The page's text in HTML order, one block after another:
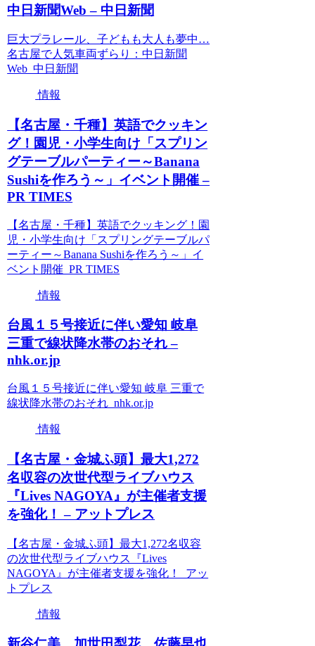
中日新聞Web – 中日新聞
巨大プラレール、子どもも大人も夢中…
名古屋で人気車両ずらり：中日新聞
Web 中日新聞
情報
【名古屋・千種】英語でクッキン
グ！園児・小学生向け「スプリン
グテーブルパーティー～Banana
Sushiを作ろう～」イベント開催 –
PR TIMES
【名古屋・千種】英語でクッキング！園
児・小学生向け「スプリングテーブルパ
ーティー～Banana Sushiを作ろう～」イ
ベント開催 PR TIMES
情報
台風１５号接近に伴い愛知 岐阜
三重で線状降水帯のおそれ –
nhk.or.jp
台風１５号接近に伴い愛知 岐阜 三重で
線状降水帯のおそれ nhk.or.jp
情報
【名古屋・金城ふ頭】最大1,272
名収容の次世代型ライブハウス
『Lives NAGOYA』が主催者支援
を強化！ – アットプレス
【名古屋・金城ふ頭】最大1,272名収容
の次世代型ライブハウス『Lives
NAGOYA』が主催者支援を強化！ アッ
トプレス
情報